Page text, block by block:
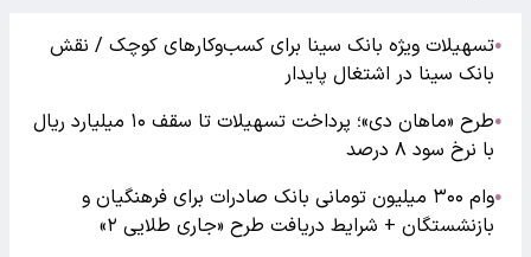
●تسهیلات ویژه بانک سینا برای کسب‌وکارهای کوچک / نقش
بانک سینا در اشتغال پایدار
●
طرح «ماهان دی»؛ پرداخت تسهیلات تا سقف ۱۰ میلیارد ریال
با نرخ سود ۸ درصد
●
وام ۳۰۰ میلیون تومانی بانک صادرات برای فرهنگیان و
بازنشستگان + شرایط دریافت طرح «جاری طلایی ۲»